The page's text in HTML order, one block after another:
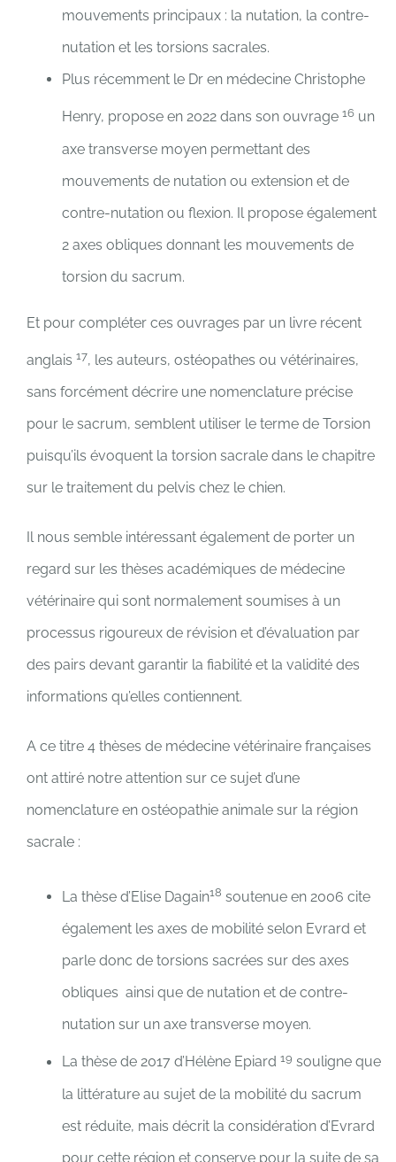
mouvements principaux : la nutation, la contre-
nutation et les torsions sacrales.
Plus récemment le Dr en médecine Christophe
Henry, propose en 2022 dans son ouvrage 16un
axe transverse moyen permettant des
mouvements de nutation ou extension et de
contre-nutation ou flexion. Il propose également
2 axes obliques donnant les mouvements de
torsion du sacrum.
Et pour compléter ces ouvrages par un livre récent
anglais 17, les auteurs, ostéopathes ou vétérinaires,
sans forcément décrire une nomenclature précise
pour le sacrum, semblent utiliser le terme de Torsion
puisqu’ils évoquent la torsion sacrale dans le chapitre
sur le traitement du pelvis chez le chien.
Il nous semble intéressant également de porter un
regard sur les thèses académiques de médecine
vétérinaire qui sont normalement soumises à un
processus rigoureux de révision et d’évaluation par
des pairs devant garantir la fiabilité et la validité des
informations qu’elles contiennent.
A ce titre 4 thèses de médecine vétérinaire françaises
ont attiré notre attention sur ce sujet d’une
nomenclature en ostéopathie animale sur la région
sacrale :
La thèse d’Elise Dagain18 soutenue en 2006 cite
également les axes de mobilité selon Evrard et
parle donc de torsions sacrées sur des axes
obliques ainsi que de nutation et de contre-
nutation sur un axe transverse moyen.
La thèse de 2017 d’Hélène Epiard 19 souligne que
la littérature au sujet de la mobilité du sacrum
est réduite, mais décrit la considération d’Evrard
pour cette région et conserve pour la suite de sa